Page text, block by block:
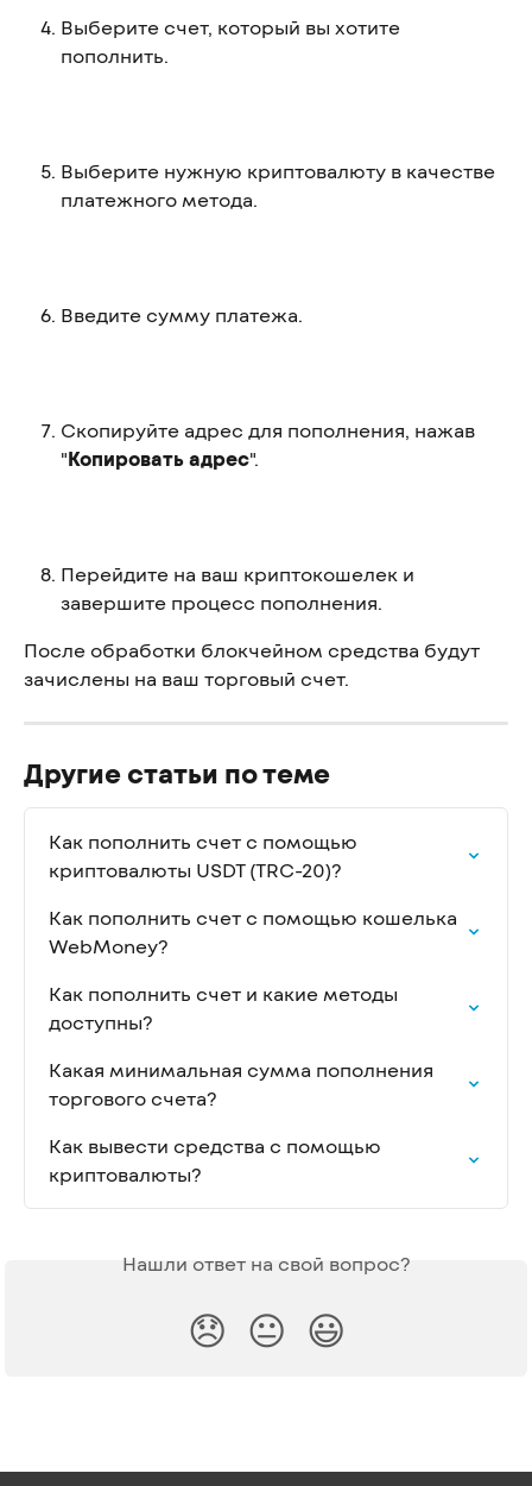
Выберите счет, который вы хотите
пополнить.
Выберите нужную криптовалюту в качестве
платежного метода.
Введите сумму платежа.
Скопируйте адрес для пополнения, нажав
"Копировать адрес".
Перейдите на ваш криптокошелек и
завершите процесс пополнения.
После обработки блокчейном средства будут
зачислены на ваш торговый счет.
Другие статьи по теме
Как пополнить счет с помощью
криптовалюты USDT (TRC-20)?
Как пополнить счет с помощью кошелька
WebMoney?
Как пополнить счет и какие методы
доступны?
Какая минимальная сумма пополнения
торгового счета?
Как вывести средства с помощью
криптовалюты?
Нашли ответ на свой вопрос?
😞 😐 😃